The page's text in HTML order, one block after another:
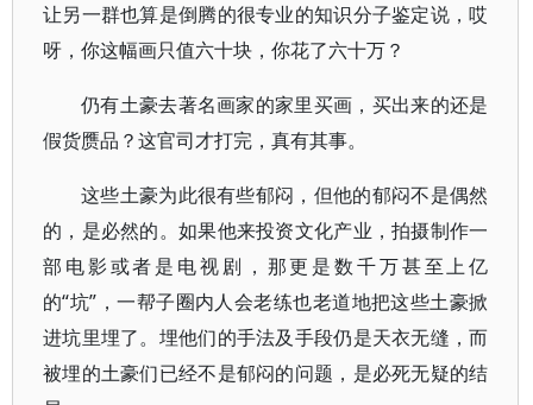
让另一群也算是倒腾的很专业的知识分子鉴定说，哎
呀，你这幅画只值六十块，你花了六十万？
仍有土豪去著名画家的家里买画，买出来的还是
假货赝品？这官司才打完，真有其事。
这些土豪为此很有些郁闷，但他的郁闷不是偶然
的，是必然的。如果他来投资文化产业，拍摄制作一
部电影或者是电视剧，那更是数千万甚至上亿
的“坑”，一帮子圈内人会老练也老道地把这些土豪掀
进坑里埋了。埋他们的手法及手段仍是天衣无缝，而
被埋的土豪们已经不是郁闷的问题，是必死无疑的结